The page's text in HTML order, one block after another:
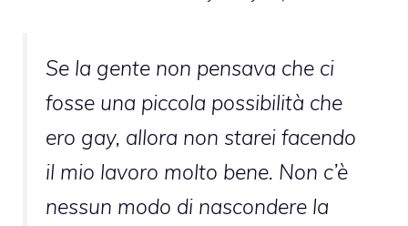
Se la gente non pensava che ci
fosse una piccola possibilità che
ero gay, allora non starei facendo
il mio lavoro molto bene. Non c’è
nessun modo di nascondere la